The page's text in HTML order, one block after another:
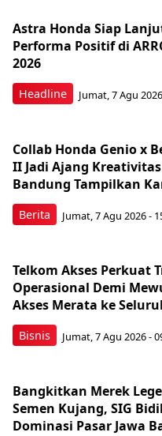
Headline
Astra Honda Siap
Performa Positif di
2026
Jumat, 7 Agu
Berita
Collab Honda Genio x
II Jadi Ajang
Bandung Tampilkan
Jumat, 7 Agu 2026 -
Bisnis
Telkom Akses Perkuat
Operasional Demi
Akses Merata ke
Jumat, 7 Agu 2026 -
Bangkitkan Merek
Semen Kujang, SIG
Dominasi Pasar Jawa